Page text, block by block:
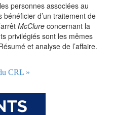
personnes associées au
d’un traitement de
McClure concernant la
privilégiés sont les mêmes
et analyse de l’affaire.
CRL »